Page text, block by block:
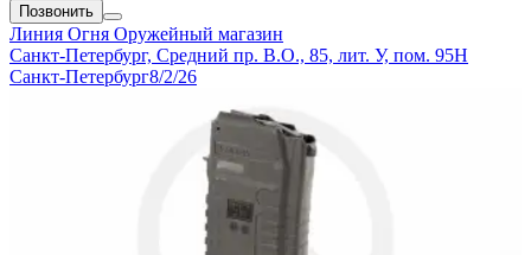
Позвонить
Линия Огня Оружейный магазин
Санкт-Петербург, Средний пр. В.О., 85, лит. У, пом. 95Н
Санкт-Петербург8/2/26